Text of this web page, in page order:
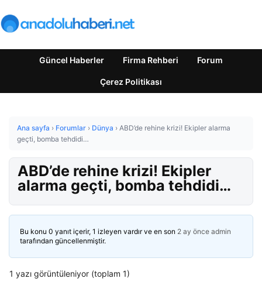
Güncel Haberler Firma Rehberi Forum
Çerez Politikası
Ana sayfa › Forumlar › Dünya › ABD’de rehine krizi! Ekipler alarma
geçti, bomba tehdidi…
ABD’de rehine krizi! Ekipler
alarma geçti, bomba tehdidi…
Bu konu 0 yanıt içerir, 1 izleyen vardır ve en son 2 ay önce admin
tarafından güncellenmiştir.
1 yazı görüntüleniyor (toplam 1)